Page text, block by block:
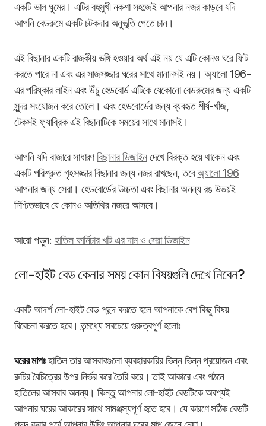
একটি ভাল ঘুমের। এটির বহুমুখী নকশা সহজেই আপনার নজর কাড়বে যদি
আপনি বেডরুমে একটি চটকদার অনুভূতি পেতে চান।
এই বিছানার একটি রাজকীয় ভঙ্গি হওয়ার অর্থ এই নয় যে এটি কোনও ঘরে ফিট
করতে পারে না এবং এর সাজসজ্জার ঘরের সাথে মানানসই নয়। অ্যালো 196-
এর পরিষ্কার লাইন এবং উঁচু হেডবোর্ড এটিকে যেকোনো বেডরুমের জন্য একটি
সুন্দর সংযোজন করে তোলে। এবং হেডবোর্ডের জন্য ব্যবহৃত শীর্ষ-খাঁজ,
টেকসই ফ্যাব্রিক এই বিছানাটিকে সময়ের সাথে মানাসই।
আপনি যদি বাজারে সাধারণবিছানার ডিজাইনদেখে বিরক্ত হয়ে থাকেন এবং
একটি পরিশ্রুত গৃহসজ্জার বিছানার জন্য নজর রাখছেন, তবেঅ্যালো 196
আপনার জন্য সেরা। হেডবোর্ডের উচ্চতা এবং বিছানার অনন্য রঙ উভয়ই
নিশ্চিতভাবে যে কোনও অতিথির নজরে আসবে।
আরো পড়ুন: হাতিল ফার্নিচার খাট এর দাম ও সেরা ডিজাইন
লো-হাইট বেড কেনার সময় কোন বিষয়গুলি দেখে নিবেন?
একটি আদর্শ লো-হাইট বেড পছন্দ করতে হলে আপনাকে বেশ কিছু বিষয়
বিবেচনা করতে হবে। তন্মধ্যে সবচেয়ে গুরুত্বপূর্ণ হলোঃ
ঘরের মাপঃহাতিল তার আসবাবগুলো ব্যবহারকারির ভিন্ন ভিন্ন প্রয়োজন এবং
রুচির বৈচিত্রের উপর নির্ভর করে তৈরি করে। তাই আকারে এবং গঠনে
হাতিলের আসবাব অনন্য। কিন্তু আপনার লো-হাইট বেডটিকে অবশ্যই
আপনার ঘরের আকারের সাথে সামঞ্জস্যপূর্ণ হতে হবে। যে কারণে সঠিক বেডটি